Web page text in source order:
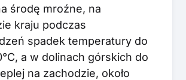
środę mroźne, na
kraju podczas
spadek temperatury do
a w dolinach górskich do
na zachodzie, około